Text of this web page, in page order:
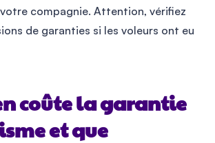
compagnie. Attention, vérifiez
de garanties si les voleurs ont eu
coûte la garantie
et que